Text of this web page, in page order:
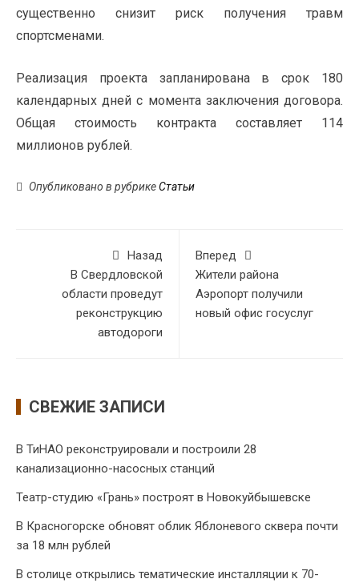
существенно снизит риск получения травм
спортсменами.
Реализация проекта запланирована в срок 180
календарных дней с момента заключения договора.
Общая стоимость контракта составляет 114
миллионов рублей.
Опубликовано в рубрикеСтатьи
Назад
В Свердловской
области проведут
реконструкцию
автодороги
Вперед
Жители района
Аэропорт получили
новый офис госуслуг
СВЕЖИЕ ЗАПИСИ
В ТиНАО реконструировали и построили 28
канализационно-насосных станций
Театр-студию «Грань» построят в Новокуйбышевске
В Красногорске обновят облик Яблоневого сквера почти
за 18 млн рублей
В столице открылись тематические инсталляции к 70-